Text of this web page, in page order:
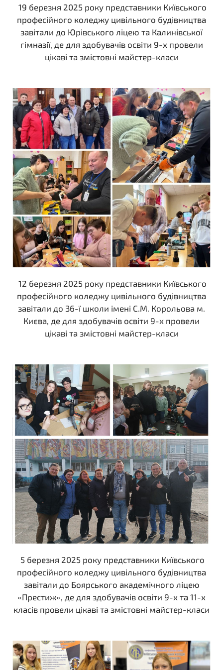
19 березня 2025 року представники Київського
професійного коледжу цивільного будівництва
завітали до Юрівського ліцею та Калинівської
гімназії, де для здобувачів освіти 9-х провели
цікаві та змістовні майстер-класи
12 березня 2025 року представники Київського
професійного коледжу цивільного будівництва
завітали до 36-ї школи імені С.М. Корольова м.
Києва, де для здобувачів освіти 9-х провели
цікаві та змістовні майстер-класи
5 березня 2025 року представники Київського
професійного коледжу цивільного будівництва
завітали до Боярського академічного ліцею
«Престиж», де для здобувачів освіти 9-х та 11-х
класів провели цікаві та змістовні майстер-класи